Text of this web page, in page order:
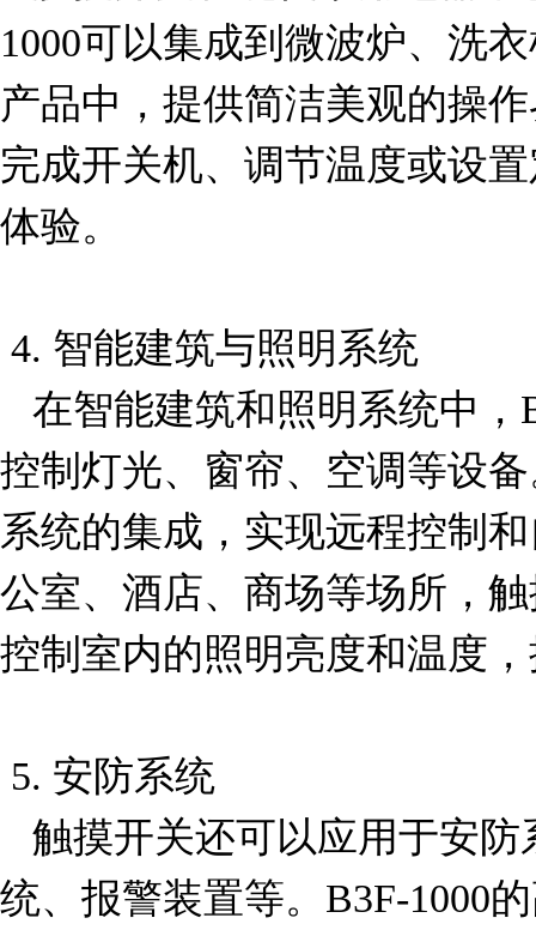
1000可以集成到微波炉、洗
产品中，提供简洁美观的操
完成开关机、调节温度或设
体验。
控制灯光、窗帘、空调等设
系统的集成，实现远程控制
公室、酒店、商场等场所，
控制室内的照明亮度和温度
统、报警装置等。B3F-1000